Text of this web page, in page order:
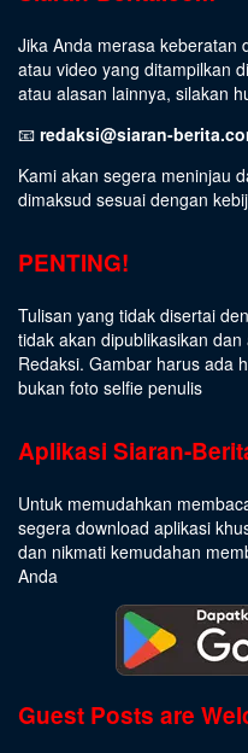
Jika Anda merasa keberatan
atau video yang ditampilkan
atau alasan lainnya, silakan
📧 redaksi@siaran-
Kami akan segera meninjau
dimaksud sesuai dengan
PENTING!
Tulisan yang tidak disertai
tidak akan dipublikasikan
Redaksi. Gambar harus ada
bukan foto selfie penulis
Aplikasi Siaran-
Untuk memudahkan
segera download aplikasi
dan nikmati kemudahan
Anda
Guest Posts are